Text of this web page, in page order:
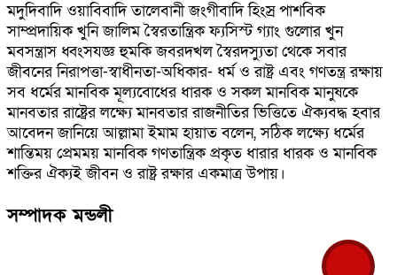
মদুদিবাদি ওয়াবিবাদি তালেবানী জংগীবাদি হিংস্র পাশবিক
সাম্প্রদায়িক খুনি জালিম স্বৈরতান্ত্রিক ফ্যসিস্ট গ্যাং গুলোর খুন
মবসন্ত্রাস ধ্বংসযজ্ঞ হুমকি জবরদখল স্বৈরদস্যুতা থেকে সবার
জীবনের নিরাপত্তা-স্বাধীনতা-অধিকার- ধর্ম ও রাষ্ট্র এবং গণতন্ত্র রক্ষায়
সব ধর্মের মানবিক মূল্যবোধের ধারক ও সকল মানবিক মানুষকে
মানবতার রাষ্ট্রের লক্ষ্যে মানবতার রাজনীতির ভিত্তিতে ঐক্যবদ্ধ হবার
আবেদন জানিয়ে আল্লামা ইমাম হায়াত বলেন, সঠিক লক্ষ্যে ধর্মের
শান্তিময় প্রেমময় মানবিক গণতান্ত্রিক প্রকৃত ধারার ধারক ও মানবিক
শক্তির ঐক্যই জীবন ও রাষ্ট্র রক্ষার একমাত্র উপায়।
সম্পাদক মন্ডলী